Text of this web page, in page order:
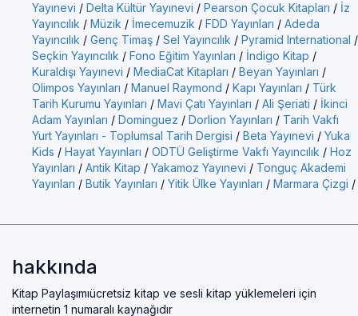
Yayınevi / Delta Kültür Yayınevi / Pearson Çocuk Kitapları / İz
Yayıncılık / Müzik / İmecemuzik / FDD Yayınları / Adeda
Yayıncılık / Genç Timaş / Sel Yayıncılık / Pyramid International /
Seçkin Yayıncılık / Fono Eğitim Yayınları / İndigo Kitap /
Kuraldışı Yayınevi / MediaCat Kitapları / Beyan Yayınları /
Olimpos Yayınları / Manuel Raymond / Kapı Yayınları / Türk
Tarih Kurumu Yayınları / Mavi Çatı Yayınları / Ali Şeriati / İkinci
Adam Yayınları / Dominguez / Dorlion Yayınları / Tarih Vakfı
Yurt Yayınları - Toplumsal Tarih Dergisi / Beta Yayınevi / Yuka
Kids / Hayat Yayınları / ODTÜ Geliştirme Vakfı Yayıncılık / Hoz
Yayınları / Antik Kitap / Yakamoz Yayınevi / Tonguç Akademi
Yayınları / Butik Yayınları / Yitik Ülke Yayınları / Marmara Çizgi /
hakkında
Kitap Paylaşımıücretsiz kitap ve sesli kitap yüklemeleri için
internetin 1 numaralı kaynağıdır